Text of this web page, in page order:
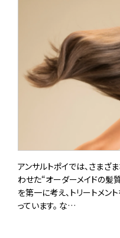
アンサルトポイでは、さまざ
わせた“オーダーメイドの髪
を第一に考え、トリートメン
っています。 な…